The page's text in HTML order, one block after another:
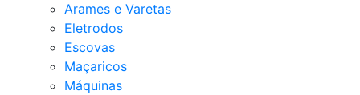
Arames e Varetas
Eletrodos
Escovas
Maçaricos
Máquinas